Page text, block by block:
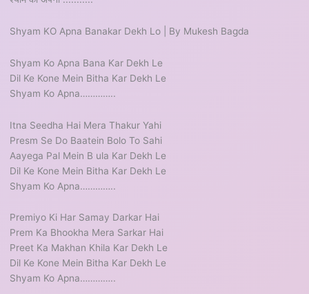
Shyam KO Apna Banakar Dekh Lo | By Mukesh Bagda
Shyam Ko Apna Bana Kar Dekh Le
Dil Ke Kone Mein Bitha Kar Dekh Le
Shyam Ko Apna…………..
Itna Seedha Hai Mera Thakur Yahi
Presm Se Do Baatein Bolo To Sahi
Aayega Pal Mein B ula Kar Dekh Le
Dil Ke Kone Mein Bitha Kar Dekh Le
Shyam Ko Apna…………..
Premiyo Ki Har Samay Darkar Hai
Prem Ka Bhookha Mera Sarkar Hai
Preet Ka Makhan Khila Kar Dekh Le
Dil Ke Kone Mein Bitha Kar Dekh Le
Shyam Ko Apna…………..